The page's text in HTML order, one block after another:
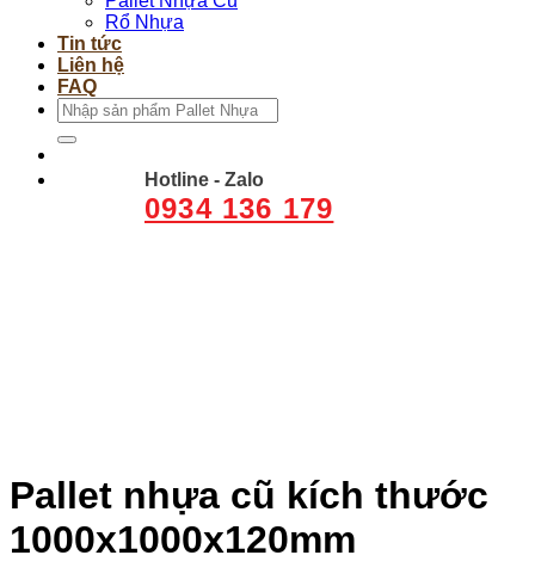
Rổ Nhựa
Tin tức
Liên hệ
FAQ
Tìm
kiếm:
Hotline - Zalo
0934 136 179
Pallet nhựa cũ kích thước
1000x1000x120mm